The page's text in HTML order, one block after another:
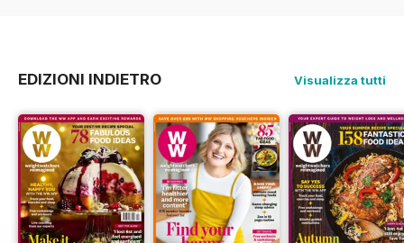
EDIZIONI INDIETRO Visualizza tutti